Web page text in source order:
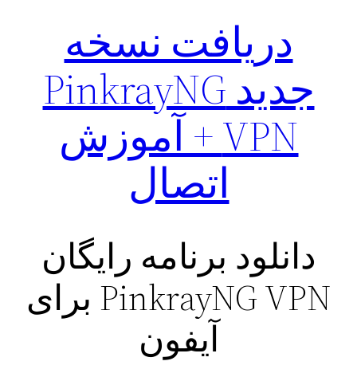
دریافت نسخه
جدید PinkrayNG
VPN + آموزش
اتصال
دانلود برنامه رایگان
PinkrayNG VPN برای
آیفون